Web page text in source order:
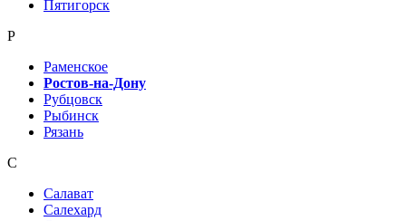
Пятигорск
Р
Раменское
Ростов-на-Дону
Рубцовск
Рыбинск
Рязань
С
Салават
Салехард